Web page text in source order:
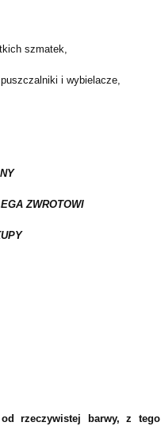
szmatek,
i wybielacze,
ZWROTOWI
rzeczywistej barwy, z tego